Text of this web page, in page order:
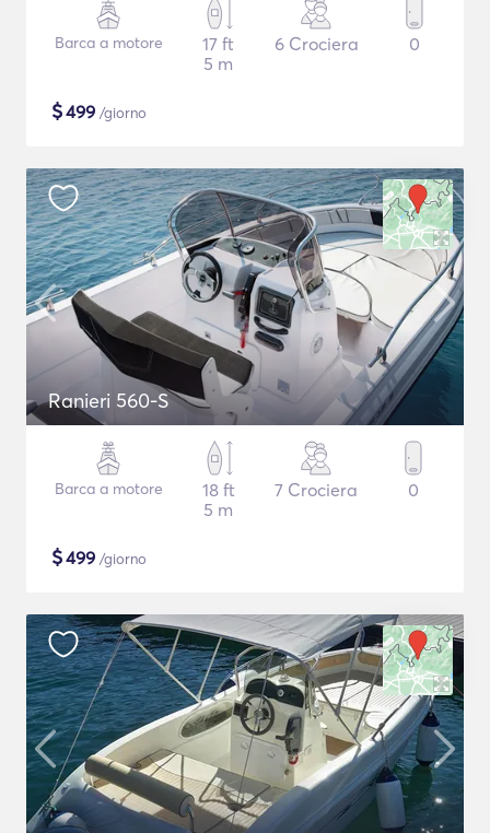
Barca a motore
17 ft
5 m
6 Crociera 0
$499 /giorno
Ranieri 560-S
Barca a motore
18 ft
5 m
7 Crociera 0
$499 /giorno